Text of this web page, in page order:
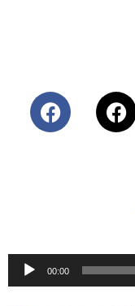
Reproductor
de
00:00